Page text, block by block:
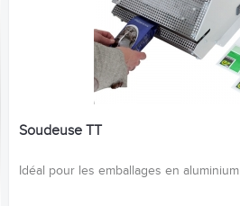
Soudeuse TT
Idéal pour les emballages en aluminium